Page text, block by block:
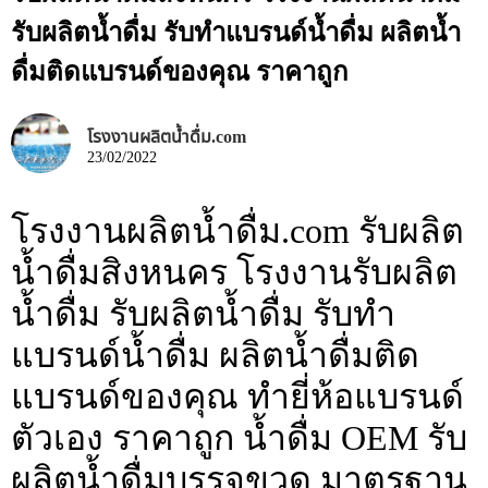
รับผลิตน้ำดื่ม รับทำแบรนด์น้ำดื่ม ผลิตน้ำ
ดื่มติดแบรนด์ของคุณ ราคาถูก
โรงงานผลิตน้ำดื่ม.com
23/02/2022
โรงงานผลิตน้ำดื่ม.com รับผลิต
น้ำดื่มสิงหนคร โรงงานรับผลิต
น้ำดื่ม รับผลิตน้ำดื่ม รับทำ
แบรนด์น้ำดื่ม ผลิตน้ำดื่มติด
แบรนด์ของคุณ ทำยี่ห้อแบรนด์
ตัวเอง ราคาถูก น้ำดื่ม OEM รับ
ผลิตน้ำดื่มบรรจุขวด มาตรฐาน